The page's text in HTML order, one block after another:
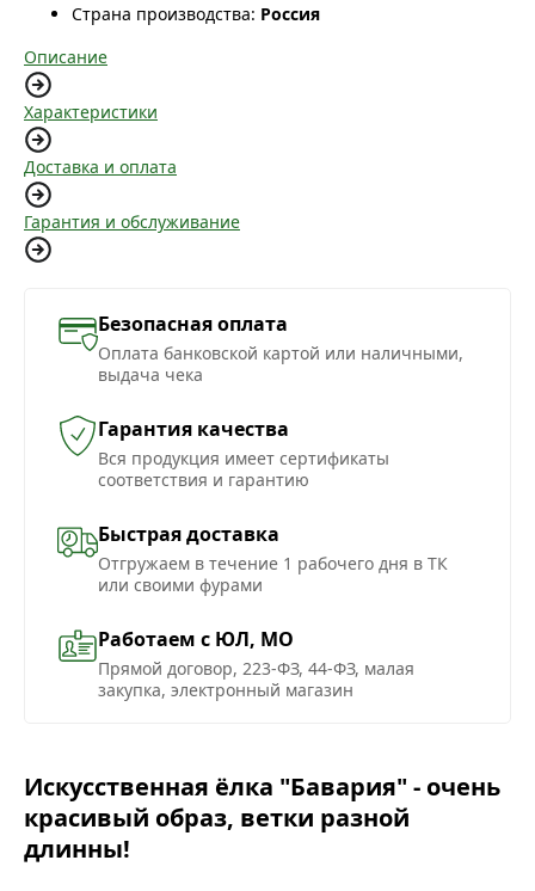
Страна производства: Россия
Описание
Характеристики
Доставка и оплата
Гарантия и обслуживание
Безопасная оплата
Оплата банковской картой или наличными,
выдача чека
Гарантия качества
Вся продукция имеет сертификаты
соответствия и гарантию
Быстрая доставка
Отгружаем в течение 1 рабочего дня в ТК
или своими фурами
Работаем с ЮЛ, МО
Прямой договор, 223-ФЗ, 44-ФЗ, малая
закупка, электронный магазин
Искусственная ёлка "Бавария" - очень
красивый образ, ветки разной
длинны!